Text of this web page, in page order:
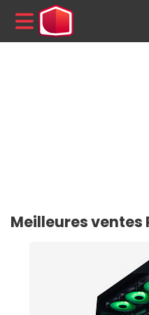
MENU
Meilleures ventes